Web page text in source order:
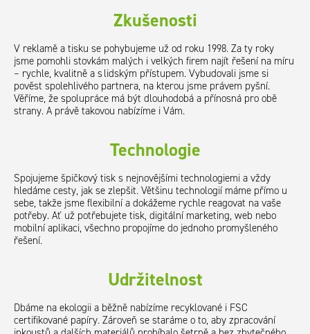
Zkušenosti
V reklamě a tisku se pohybujeme už od roku 1998. Za ty roky
jsme pomohli stovkám malých i velkých firem najít řešení na míru
– rychle, kvalitně a s lidským přístupem. Vybudovali jsme si
pověst spolehlivého partnera, na kterou jsme právem pyšní.
Věříme, že spolupráce má být dlouhodobá a přínosná pro obě
strany. A právě takovou nabízíme i Vám.
Technologie
Spojujeme špičkový tisk s nejnovějšími technologiemi a vždy
hledáme cesty, jak se zlepšit. Většinu technologií máme přímo u
sebe, takže jsme flexibilní a dokážeme rychle reagovat na vaše
potřeby. Ať už potřebujete tisk, digitální marketing, web nebo
mobilní aplikaci, všechno propojíme do jednoho promyšleného
řešení.
Udržitelnost
Dbáme na ekologii a běžně nabízíme recyklované i FSC
certifikované papíry. Zároveň se staráme o to, aby zpracování